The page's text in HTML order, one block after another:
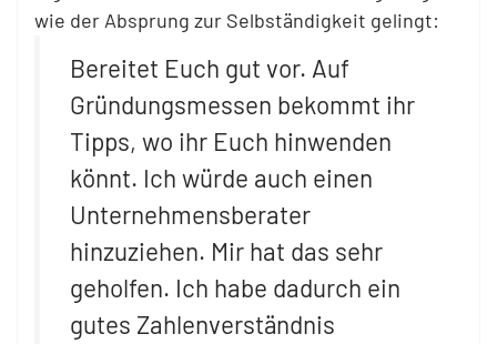
wie der Absprung zur Selbständigkeit gelingt:
Bereitet Euch gut vor. Auf
Gründungsmessen bekommt ihr
Tipps, wo ihr Euch hinwenden
könnt. Ich würde auch einen
Unternehmensberater
hinzuziehen. Mir hat das sehr
geholfen. Ich habe dadurch ein
gutes Zahlenverständnis